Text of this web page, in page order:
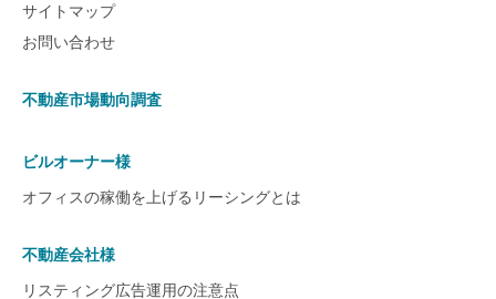
サイトマップ
お問い合わせ
不動産市場動向調査
ビルオーナー様
オフィスの稼働を上げるリーシングとは
不動産会社様
リスティング広告運用の注意点